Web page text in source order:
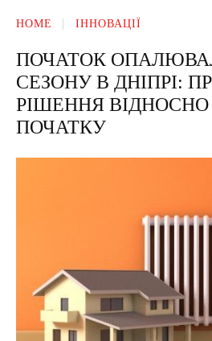
HOME ІННОВАЦІЇ
ПОЧАТОК
СЕЗОНУ В ДНІПРІ:
РІШЕННЯ
ПОЧАТКУ